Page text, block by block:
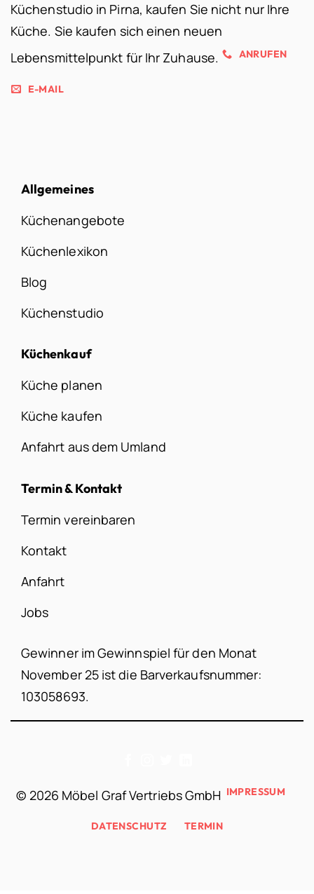
Küchenstudio in Pirna, kaufen Sie nicht nur Ihre
Küche. Sie kaufen sich einen neuen
Lebensmittelpunkt für Ihr Zuhause.
ANRUFEN
E-MAIL
Allgemeines
Küchenangebote
Küchenlexikon
Blog
Küchenstudio
Küchenkauf
Küche planen
Küche kaufen
Anfahrt aus dem Umland
Termin & Kontakt
Termin vereinbaren
Kontakt
Anfahrt
Jobs
Gewinner im Gewinnspiel für den Monat
November 25 ist die Barverkaufsnummer:
103058693.
© 2026 Möbel Graf Vertriebs GmbH IMPRESSUM
DATENSCHUTZ TERMIN